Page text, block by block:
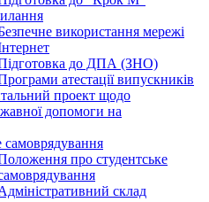
використання мережі
до ДПА (ЗНО)
атестації випускників
проект щодо
допомоги на
самоврядування
про студентське
склад